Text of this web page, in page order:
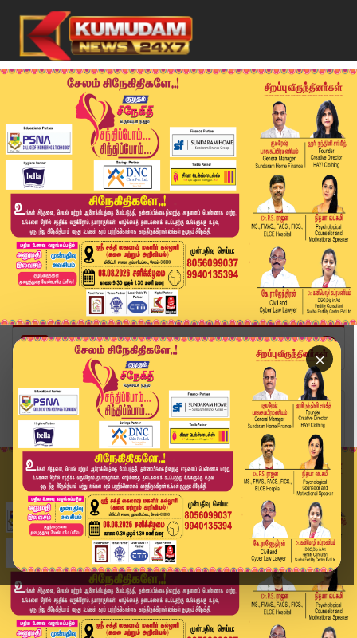
×
Home
வீடியோ ஸ்டோரி
வெற்றி கனியை ருசிகுமா ஆளும் அரசு..! | TVK | RAV...